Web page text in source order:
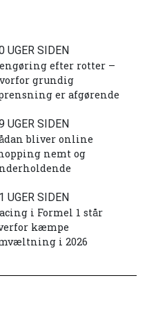
UGER SIDEN
efter rotter –
grundig
er afgørende
UGER SIDEN
bliver online
nemt og
UGER SIDEN
i Formel 1 står
kæmpe
i 2026